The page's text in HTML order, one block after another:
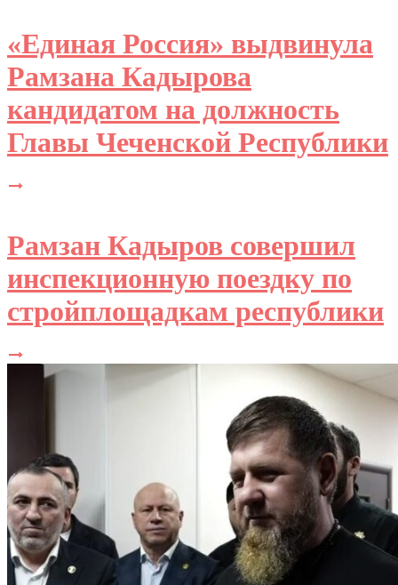
«Единая Россия» выдвинула
Рамзана Кадырова
кандидатом на должность
Главы Чеченской Республики
Рамзан Кадыров совершил
инспекционную поездку по
стройплощадкам республики